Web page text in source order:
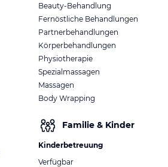
Beauty-Behandlung
Fernöstliche Behandlungen
Partnerbehandlungen
Körperbehandlungen
Physiotherapie
Spezialmassagen
Massagen
Body Wrapping
Familie & Kinder
Kinderbetreuung
Verfügbar